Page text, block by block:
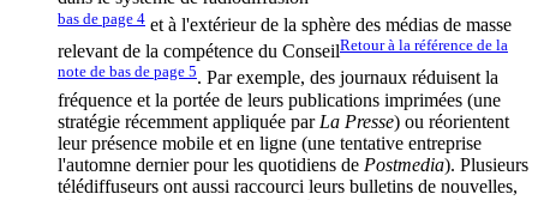
bas de page 4 et à l'extérieur de la sphère des médias de masse
relevant de la compétence du ConseilRetour à la référence de la
note de bas de page 5. Par exemple, des journaux réduisent la
fréquence et la portée de leurs publications imprimées (une
stratégie récemment appliquée par La Presse) ou réorientent
leur présence mobile et en ligne (une tentative entreprise
l'automne dernier pour les quotidiens de Postmedia). Plusieurs
télédiffuseurs ont aussi raccourci leurs bulletins de nouvelles,